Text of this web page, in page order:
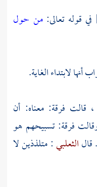
قوله تعالى:من حول
أنها لابتداء الغاية.
، قالت فرقة: معناه: أن
فرقة: تسبيحهم هو
قالالثعلبي: متلذذين لا